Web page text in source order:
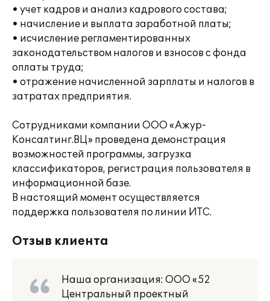
• учет кадров и анализ кадрового состава;
• начисление и выплата заработной платы;
• исчисление регламентированных
законодательством налогов и взносов с фонда
оплаты труда;
• отражение начисленной зарплаты и налогов в
затратах предприятия.
Сотрудниками компании ООО «Ажур-
Консалтинг.ВЦ» проведена демонстрация
возможностей программы, загрузка
классификаторов, регистрация пользователя в
информационной базе.
В настоящий момент осуществляется
поддержка пользователя по линии ИТС.
Отзыв клиента
Наша организация: ООО «52
Центральный проектный